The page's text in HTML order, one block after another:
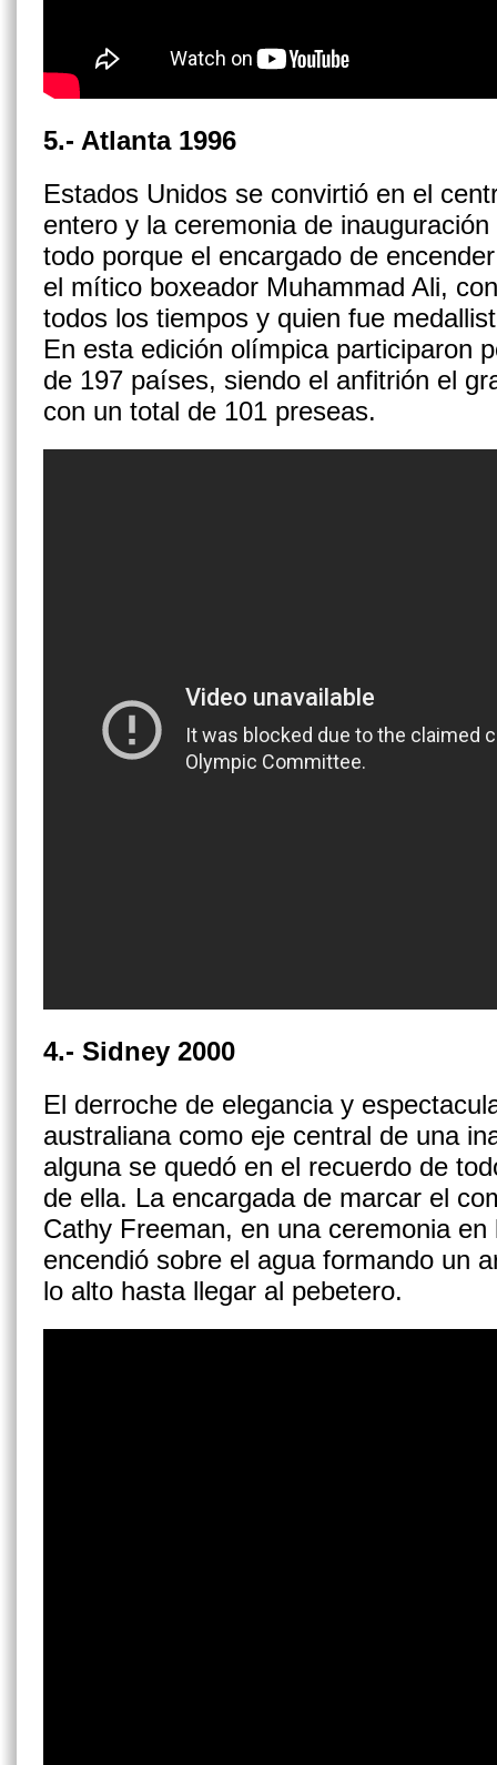
5.- Atlanta 1996
Estados Unidos se convirtió en el
entero y la ceremonia de
todo porque el encargado de
el mítico boxeador Muhammad Ali,
todos los tiempos y quien fue
En esta edición olímpica participaron
de 197 países, siendo el anfitrión el
con un total de 101 preseas.
4.- Sidney 2000
El derroche de elegancia y
australiana como eje central de una
alguna se quedó en el recuerdo de
de ella. La encargada de marcar el
Cathy Freeman, en una ceremonia
encendió sobre el agua formando un
lo alto hasta llegar al pebetero.